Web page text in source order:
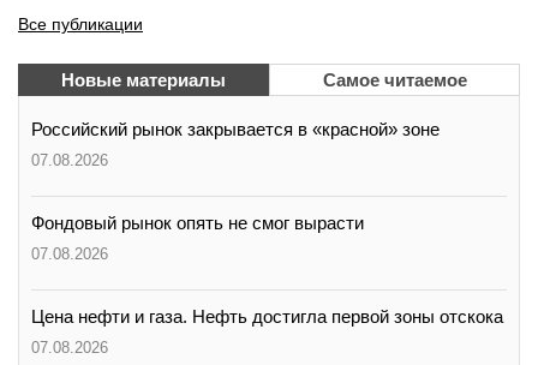
Все публикации
Новые материалы Самое читаемое
Российский рынок закрывается в «красной» зоне
07.08.2026
Фондовый рынок опять не смог вырасти
07.08.2026
Цена нефти и газа. Нефть достигла первой зоны отскока
07.08.2026